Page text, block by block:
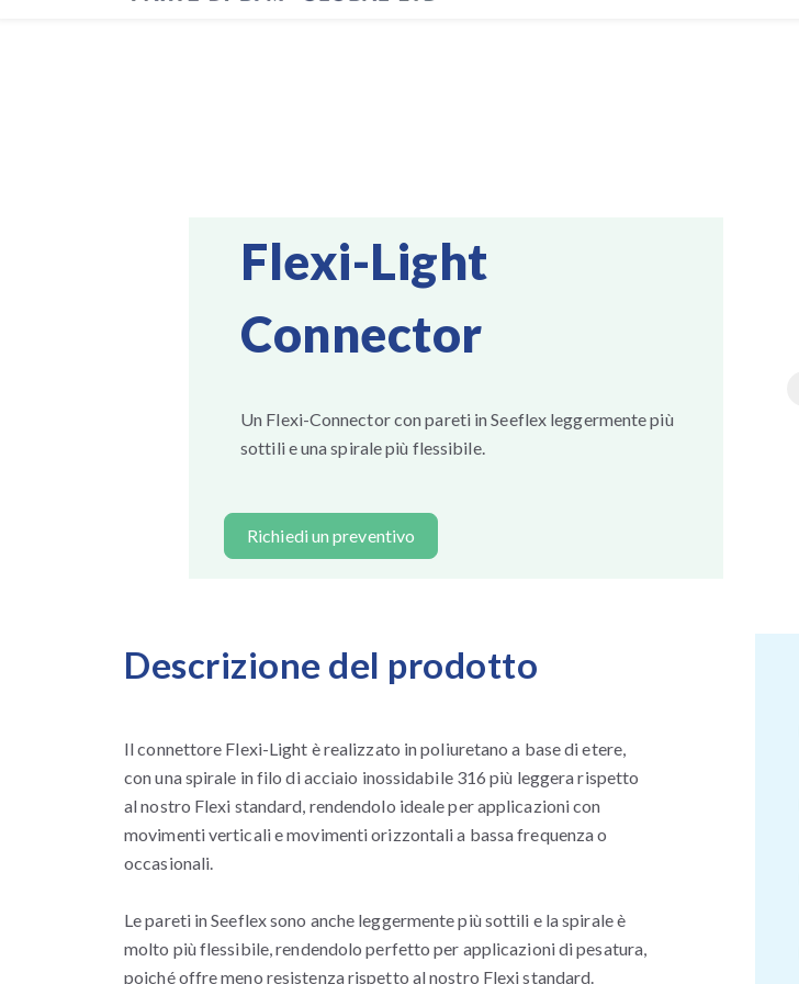
Flexi-Light
Connector
Un Flexi-Connector con pareti in Seeflex leggermente più
sottili e una spirale più flessibile.
Richiedi un preventivo
Descrizione del prodotto
Il connettore Flexi-Light è realizzato in poliuretano a base di etere,
con una spirale in filo di acciaio inossidabile 316 più leggera rispetto
al nostro Flexi standard, rendendolo ideale per applicazioni con
movimenti verticali e movimenti orizzontali a bassa frequenza o
occasionali.
Le pareti in Seeflex sono anche leggermente più sottili e la spirale è
molto più flessibile, rendendolo perfetto per applicazioni di pesatura,
poiché offre meno resistenza rispetto al nostro Flexi standard.